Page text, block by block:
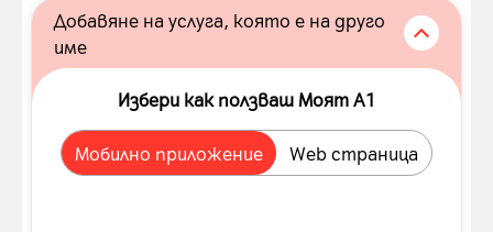
Избери как ползваш Моят А1
Мобилно приложение Web страница
Slide 1 of 6
Стъпка 1
Добавяне на услуга, която е на друго
име
Избери как ползваш Моят А1
Мобилно приложение Web страница